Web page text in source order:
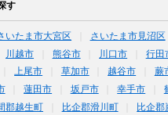
す
いたま市大宮区 さいたま市見沼区
川越市 熊谷市 川口市 行田
上尾市 草加市 越谷市 蕨
蓮田市 坂戸市 幸手市
郡越生町 比企郡滑川町 比企郡